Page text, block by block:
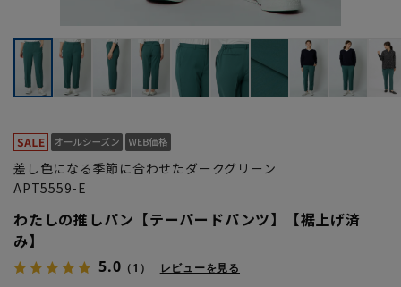
差し色になる季節に合わせたダークグリーン
APT5559-E
わたしの推しパン【テーパードパンツ】【裾上げ済
み】
5.0 （1） レビューを見る